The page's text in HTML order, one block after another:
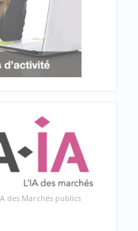
des Marchés publics